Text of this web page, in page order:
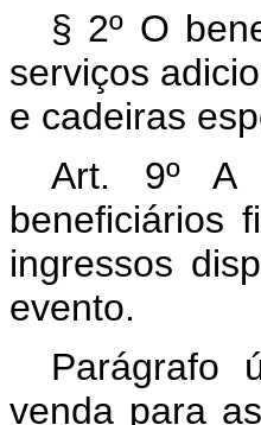
§ 2º O
serviços
e cadeiras
Art. 9º A
beneficiários
ingressos
evento.
Parágrafo
venda para